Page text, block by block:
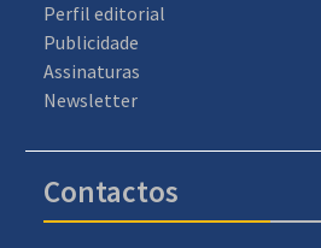
Perfil editorial
Publicidade
Assinaturas
Newsletter
Contactos